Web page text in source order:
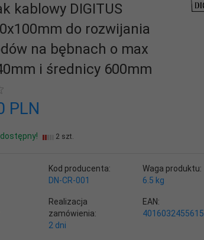
kablowy DIGITUS
do rozwijania
na bębnach o max
i średnicy 600mm
PLN
2 szt.
Kod producenta:
DN-CR-001
Waga produktu:
6.5 kg
Realizacja
zamówienia:
2 dni
EAN:
4016032455615